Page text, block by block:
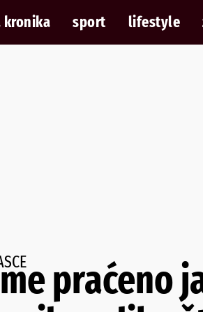
kronika sport lifestyle
praćeno